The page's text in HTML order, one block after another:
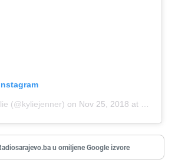
(@kyliejenner) on Nov 25, 2018 at 10:15am PST
u omiljene Google izvore